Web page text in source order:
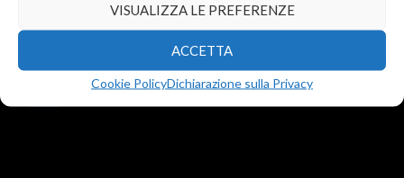
VISUALIZZA LE PREFERENZE
ACCETTA
Cookie PolicyDichiarazione sulla Privacy